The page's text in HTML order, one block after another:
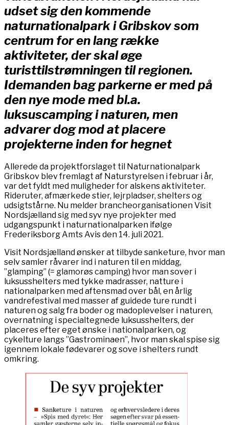
udset sig den kommende
naturnationalpark i Gribskov som
centrum for en lang række
aktiviteter, der skal øge
turisttilstrømningen til regionen.
Idemanden bag parkerne er med på
den nye mode med bl.a.
luksuscamping i naturen, men
advarer dog mod at placere
projekterne inden for hegnet
Allerede da projektforslaget til Naturnationalpark
Gribskov blev fremlagt af Naturstyrelsen i februar i år,
var det fyldt med muligheder for alskens aktiviteter.
Rideruter, afmærkede stier, lejrpladser, shelters og
udsigtstårne. Nu melder brancheorganisationen Visit
Nordsjælland sig med syv nye projekter med
udgangspunkt i naturnationalparken ifølge
Frederiksborg Amts Avis den 14. juli 2021.
Visit Nordsjælland ønsker at tilbyde sanketure, hvor man
selv samler råvarer ind i naturen til en middag,
”glamping” (= glamorøs camping) hvor man sover i
luksusshelters med tykke madrasser, natture i
nationalparken med aftensmad over bål, en årlig
vandrefestival med masser af guidede ture rundt i
naturen og salg fra boder og madoplevelser i naturen,
overnatning i specialtegnede luksusshelters, der
placeres efter eget ønske i nationalparken, og
cykelture langs ”Gastrominaen”, hvor man skal spise sig
igennem lokale fødevarer og sove i shelters rundt
omkring.